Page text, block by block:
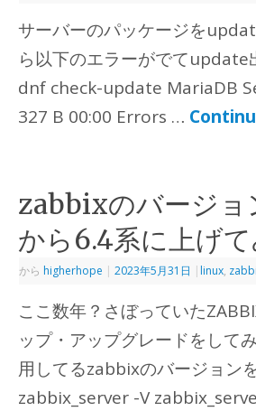
サーバーのパッケージを
ら以下のエラーがでてupdate
dnf check-update MariaDB
327 B 00:00 Errors …
zabbixのバージョ
から6.4系に上げて
から higherhope | 2023年5月31日 | linux,
ここ数年？さぼっていた
ップ・アップグレードをして
用してるzabbixのバージョン
zabbix_server -V